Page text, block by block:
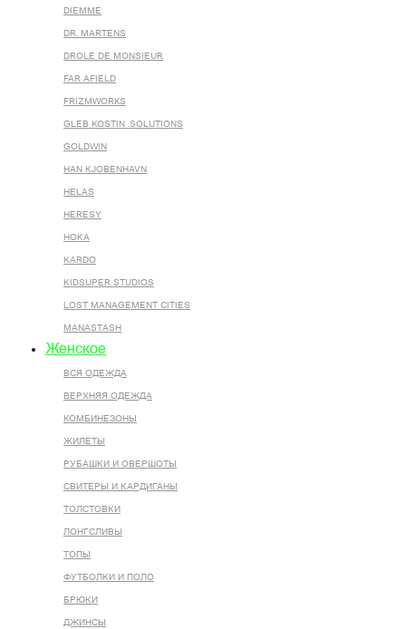
DIEMME
DR. MARTENS
DROLE DE MONSIEUR
FAR AFIELD
FRIZMWORKS
GLEB KOSTIN .SOLUTIONS
GOLDWIN
HAN KJOBENHAVN
HELAS
HERESY
HOKA
KARDO
KIDSUPER STUDIOS
LOST MANAGEMENT CITIES
MANASTASH
Женское
ВСЯ ОДЕЖДА
ВЕРХНЯЯ ОДЕЖДА
КОМБИНЕЗОНЫ
ЖИЛЕТЫ
РУБАШКИ И ОВЕРШОТЫ
СВИТЕРЫ И КАРДИГАНЫ
ТОЛСТОВКИ
ЛОНГСЛИВЫ
ТОПЫ
ФУТБОЛКИ И ПОЛО
БРЮКИ
ДЖИНСЫ